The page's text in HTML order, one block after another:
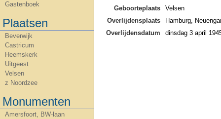
Gastenboek
Plaatsen
Beverwijk
Castricum
Heemskerk
Uitgeest
Velsen
z Noordzee
Monumenten
Amersfoort, BW-laan
Geboorteplaats
Velsen
Overlijdensplaats
Hamburg,
Overlijdensdatum
dinsdag 3 april